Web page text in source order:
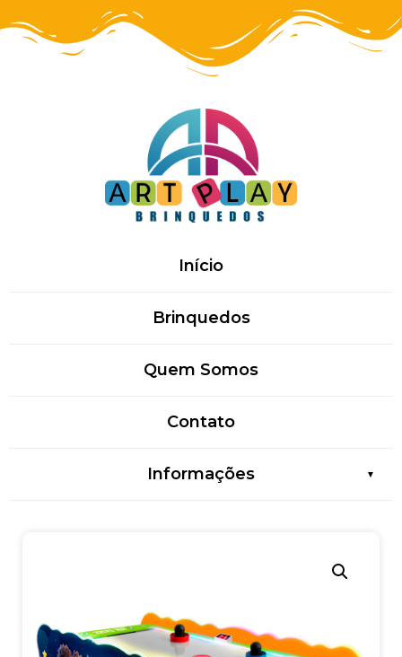
Início
Brinquedos
Quem Somos
Contato
Informações